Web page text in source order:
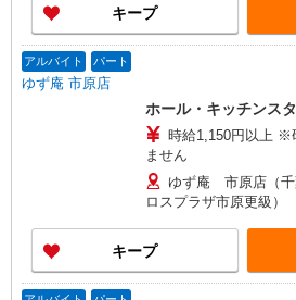
キープ
アルバイト パート
ゆず庵 市原店
ホール・キッチンス
時給1,150円以上 ※
ません
ゆず庵 市原店（千
ロスプラザ市原更級）
キープ